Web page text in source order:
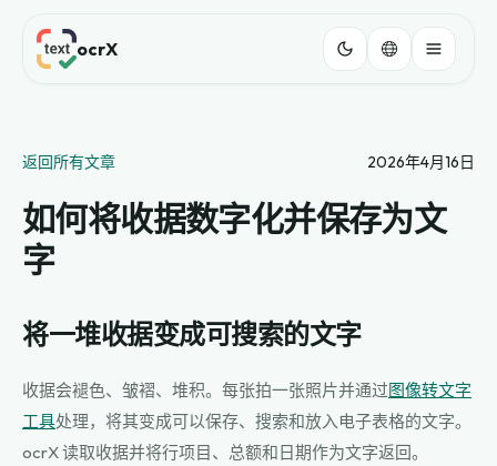
ocrX
返回所有文章 2026年4月16日
如何将收据数字化并保存为文
字
将一堆收据变成可搜索的文字
收据会褪色、皱褶、堆积。每张拍一张照片并通过图像转文字
工具处理，将其变成可以保存、搜索和放入电子表格的文字。
ocrX 读取收据并将行项目、总额和日期作为文字返回。